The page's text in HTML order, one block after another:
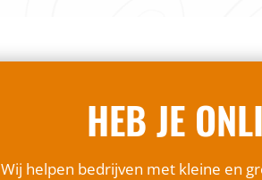
HEB JE
Wij helpen bedrijven met kleine en